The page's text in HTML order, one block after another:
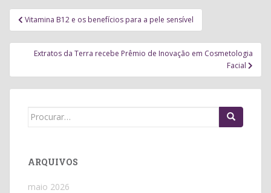
Navegação
de
Post
Vitamina B12 e os benefícios para a pele sensível
Extratos da Terra recebe Prêmio de Inovação em Cosmetologia
Facial
Search
ARQUIVOS
maio 2026